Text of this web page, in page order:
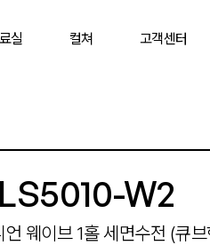
실 컬쳐 고객센터
W2
언 웨이브 1홀 세면수전 (큐